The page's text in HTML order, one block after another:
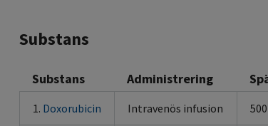
Substans
Substans Administrering
1. Doxorubicin Intravenös infusion